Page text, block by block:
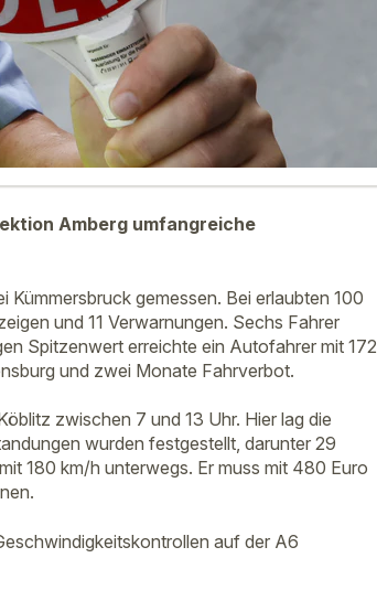
Amberg umfangreiche
gemessen. Bei erlaubten 100
und 11 Verwarnungen. Sechs Fahrer
Spitzenwert erreichte ein Autofahrer mit 172
und zwei Monate Fahrverbot.
zwischen 7 und 13 Uhr. Hier lag die
wurden festgestellt, darunter 29
180 km/h unterwegs. Er muss mit 480 Euro
auf der A6